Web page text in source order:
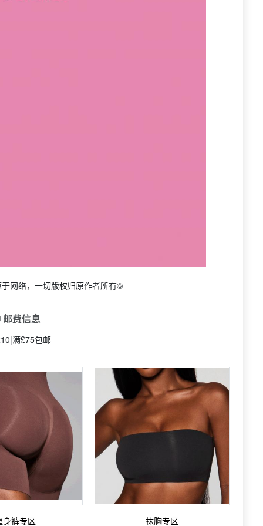
网络，一切版权归原作者所有©
费信息
满£75包邮
身裤专区 抹胸专区